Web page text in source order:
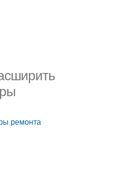
ремонта